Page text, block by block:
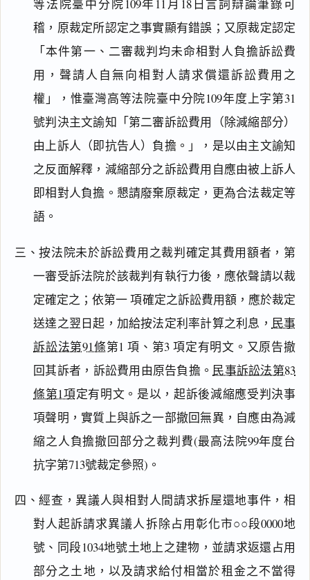
等法院臺中分院109年11月18日言詞辯論筆錄可
稽，原裁定所認定之事實顯有錯誤；又原裁定認定
「本件第一、二審裁判均未命相對人負擔訴訟費
用，聲請人自無向相對人請求償還訴訟費用之
權」，惟臺灣高等法院臺中分院109年度上字第31
號判決主文諭知「第二審訴訟費用（除減縮部分）
由上訴人（即抗告人）負擔。」，是以由主文諭知
之反面解釋，減縮部分之訴訟費用自應由被上訴人
即相對人負擔。懇請廢棄原裁定，更為合法裁定等
語。
三、按法院未於訴訟費用之裁判確定其費用額者，第
一審受訴法院於該裁判有執行力後，應依聲請以裁
定確定之；依第一 項確定之訴訟費用額，應於裁定
送達之翌日起，加給按法定利率計算之利息， 民事
訴訟法第91條第1 項、第3 項定有明文。又原告撤
回其訴者，訴訟費用由原告負擔。 民事訴訟法第83
條第1項定有明文。是以，起訴後減縮應受判決事
項聲明，實質上與訴之一部撤回無異，自應由為減
縮之人負擔撤回部分之裁判費(最高法院99年度台
抗字第713號裁定參照)。
四、經查，異議人與相對人間請求拆屋還地事件，相
對人起訴請求異議人拆除占用彰化市○○段0000地
號、同段1034地號土地上之建物，並請求返還占用
部分之土地，以及請求給付相當於租金之不當得